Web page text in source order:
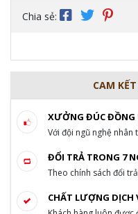
Chia sẻ:
CAM
XƯỞNG ĐÚC ĐỒNG
Với đội ngũ nghệ nhân
ĐỔI TRẢ TRONG 7
Theo chính sách đổi
CHẤT LƯỢNG DỊCH